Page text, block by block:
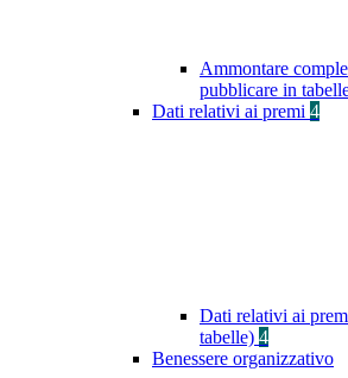
Ammontare
pubblicare in
Dati relativi ai premi 4
Dati relativi ai
tabelle) 4
Benessere organizzativo